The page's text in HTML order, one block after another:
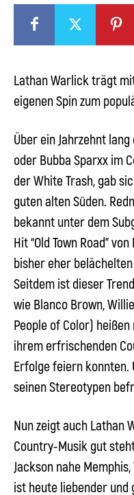
Lathan Warlick trägt
eigenen Spin zum
Über ein Jahrzehnt
oder Bubba Sparxx im
der White Trash, gab
guten alten Süden.
bekannt unter dem
Hit “Old Town Road”
bisher eher
Seitdem ist dieser
wie Blanco Brown,
People of Color)
ihrem erfrischenden
Erfolge feiern konnten.
seinen Stereotypen
Nun zeigt auch Lathan
Country-Musik gut
Jackson nahe
ist heute liebender und